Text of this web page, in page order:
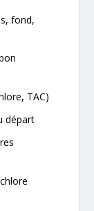
fond,
TAC)
départ